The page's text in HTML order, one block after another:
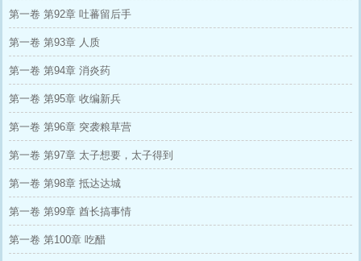
第一卷 第92章 吐蕃留后手
第一卷 第93章 人质
第一卷 第94章 消炎药
第一卷 第95章 收编新兵
第一卷 第96章 突袭粮草营
第一卷 第97章 太子想要，太子得到
第一卷 第98章 抵达达城
第一卷 第99章 酋长搞事情
第一卷 第100章 吃醋